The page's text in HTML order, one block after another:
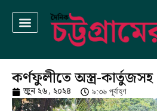
কর্ণফুলীতে অস্ত্র-কার্তুজসহ
জুন ২৬, ২০২৪ ৯:৩৬ পূর্বাহ্ণ